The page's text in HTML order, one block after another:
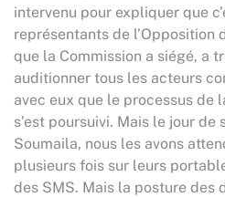
intervenu pour expliquer que
représentants de l’Opposition
que la Commission a siégé, a
auditionner tous les acteurs
avec eux que le processus de
s’est poursuivi. Mais le jour
Soumaila, nous les avons
plusieurs fois sur leurs
des SMS. Mais la posture des